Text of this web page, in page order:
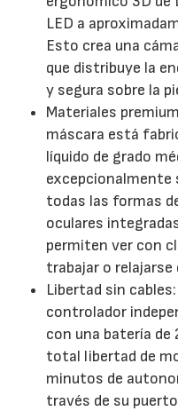
LED a
Esto crea una
que distribuye la
y segura sobre la
Materiales
máscara está
líquido de grado
excepcionalmente
todas las formas
oculares
permiten ver con
trabajar o
Libertad sin
controlador
con una batería de
total libertad de
minutos de
través de su